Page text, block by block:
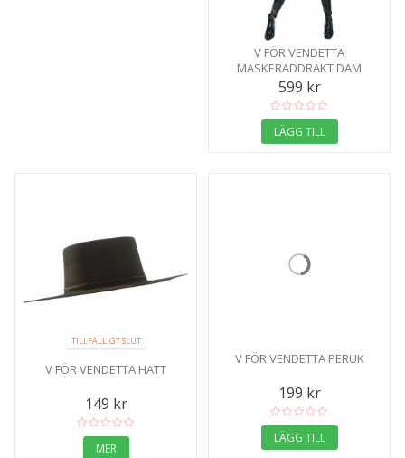
V FÖR VENDETTA
MASKERADDRÄKT DAM
599 kr
LÄGG TILL
TILLFÄLLIGT SLUT
V FÖR VENDETTA HATT
149 kr
MER
V FÖR VENDETTA PERUK
199 kr
LÄGG TILL